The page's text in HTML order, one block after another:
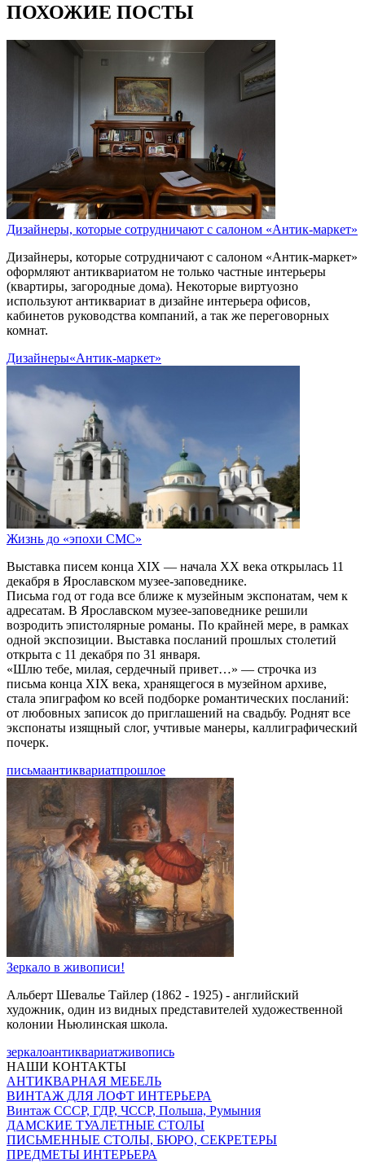
ПОХОЖИЕ ПОСТЫ
Дизайнеры, которые сотрудничают с салоном «Антик-маркет»
Дизайнеры, которые сотрудничают с салоном «Антик-маркет»
оформляют антиквариатом не только частные интерьеры
(квартиры, загородные дома). Некоторые виртуозно
используют антиквариат в дизайне интерьера офисов,
кабинетов руководства компаний, а так же переговорных
комнат.
Дизайнеры«Антик-маркет»
Жизнь до «эпохи СМС»
Выставка писем конца XIX — начала XX века открылась 11
декабря в Ярославском музее-заповеднике.
Письма год от года все ближе к музейным экспонатам, чем к
адресатам. В Ярославском музее-заповеднике решили
возродить эпистолярные романы. По крайней мере, в рамках
одной экспозиции. Выставка посланий прошлых столетий
открыта с 11 декабря по 31 января.
«Шлю тебе, милая, сердечный привет…» — строчка из
письма конца XIX века, хранящегося в музейном архиве,
стала эпиграфом ко всей подборке романтических посланий:
от любовных записок до приглашений на свадьбу. Роднят все
экспонаты изящный слог, учтивые манеры, каллиграфический
почерк.
письмаантиквариатпрошлое
Зеркало в живописи!
Альберт Шевалье Тайлер (1862 - 1925) - английский
художник, один из видных представителей художественной
колонии Ньюлинская школа.
зеркалоантиквариатживопись
НАШИ КОНТАКТЫ
АНТИКВАРНАЯ МЕБЕЛЬ
ВИНТАЖ ДЛЯ ЛОФТ ИНТЕРЬЕРА
Винтаж СССР, ГДР, ЧССР, Польша, Румыния
ДАМСКИЕ ТУАЛЕТНЫЕ СТОЛЫ
ПИСЬМЕННЫЕ СТОЛЫ, БЮРО, СЕКРЕТЕРЫ
ПРЕДМЕТЫ ИНТЕРЬЕРА